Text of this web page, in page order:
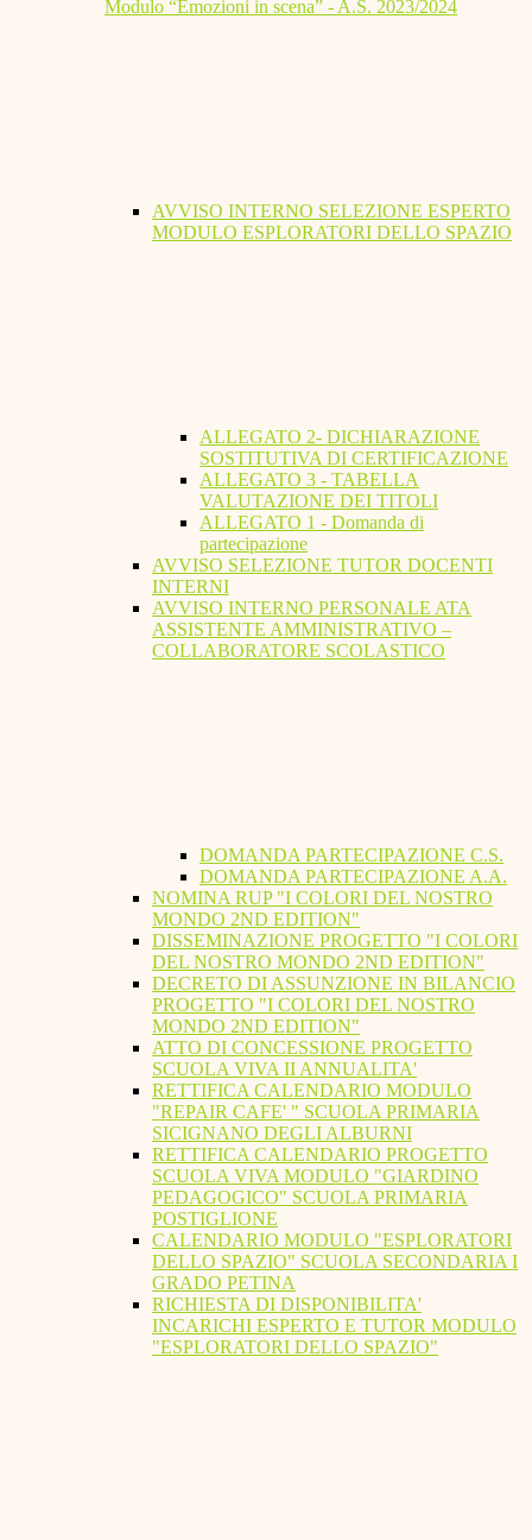
Modulo “Emozioni in scena” - A.S. 2023/2024
AVVISO INTERNO SELEZIONE ESPERTO
MODULO ESPLORATORI DELLO SPAZIO
ALLEGATO 2- DICHIARAZIONE
SOSTITUTIVA DI CERTIFICAZIONE
ALLEGATO 3 - TABELLA
VALUTAZIONE DEI TITOLI
ALLEGATO 1 - Domanda di
partecipazione
AVVISO SELEZIONE TUTOR DOCENTI
INTERNI
AVVISO INTERNO PERSONALE ATA
ASSISTENTE AMMINISTRATIVO –
COLLABORATORE SCOLASTICO
DOMANDA PARTECIPAZIONE C.S.
DOMANDA PARTECIPAZIONE A.A.
NOMINA RUP "I COLORI DEL NOSTRO
MONDO 2ND EDITION"
DISSEMINAZIONE PROGETTO "I COLORI
DEL NOSTRO MONDO 2ND EDITION"
DECRETO DI ASSUNZIONE IN BILANCIO
PROGETTO "I COLORI DEL NOSTRO
MONDO 2ND EDITION"
ATTO DI CONCESSIONE PROGETTO
SCUOLA VIVA II ANNUALITA'
RETTIFICA CALENDARIO MODULO
"REPAIR CAFE' " SCUOLA PRIMARIA
SICIGNANO DEGLI ALBURNI
RETTIFICA CALENDARIO PROGETTO
SCUOLA VIVA MODULO "GIARDINO
PEDAGOGICO" SCUOLA PRIMARIA
POSTIGLIONE
CALENDARIO MODULO "ESPLORATORI
DELLO SPAZIO" SCUOLA SECONDARIA I
GRADO PETINA
RICHIESTA DI DISPONIBILITA'
INCARICHI ESPERTO E TUTOR MODULO
"ESPLORATORI DELLO SPAZIO"